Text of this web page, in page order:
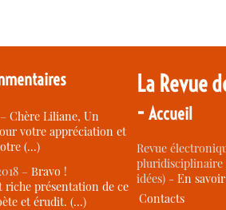
–Chère Liliane, Un
votre appréciation et
(…)
–Bravo !
riche présentation de ce
et érudit. (…)
La Revue
-Accueil
Revue
idées) -En
Contacts